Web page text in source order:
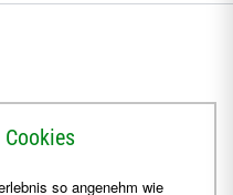
Cookies
so angenehm wie